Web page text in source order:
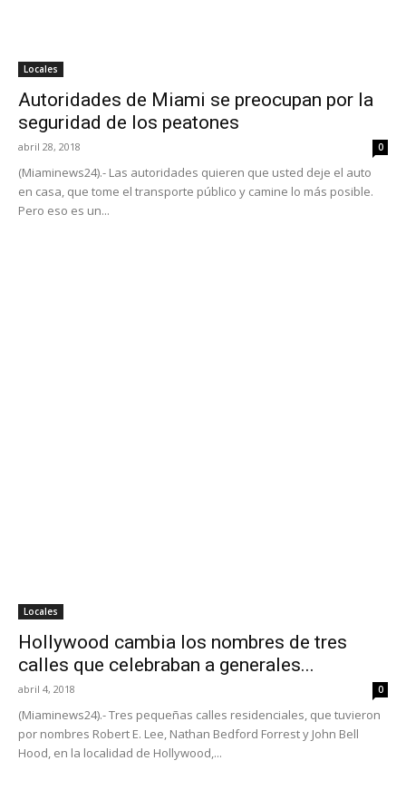
Locales
Autoridades de Miami se preocupan por la
seguridad de los peatones
abril 28, 2018 0
(Miaminews24).- Las autoridades quieren que usted deje el auto
en casa, que tome el transporte público y camine lo más posible.
Pero eso es un...
Locales
Hollywood cambia los nombres de tres
calles que celebraban a generales...
abril 4, 2018 0
(Miaminews24).- Tres pequeñas calles residenciales, que tuvieron
por nombres Robert E. Lee, Nathan Bedford Forrest y John Bell
Hood, en la localidad de Hollywood,...